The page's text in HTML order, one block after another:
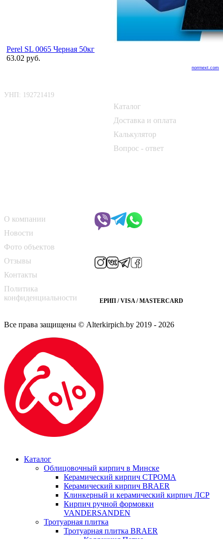
Perel SL 0065 Черная 50кг
63.02 руб.
norrnext.com
УНП: 192721419
Каталог
Доставка и оплата
Калькулятор
Вопрос - ответ
О компании
Новости
Фото объектов
Отзывы
Контакты
Политика
конфиденциальности
ЕРИП / VISA / MASTERCARD
Все права защищены © Alterkirpich.by 2019 - 2026
Каталог
Облицовочный кирпич в Минске
Керамический кирпич СТРОМА
Керамический кирпич BRAER
Клинкерный и керамический кирпич ЛСР
Кирпич ручной формовки
VANDERSANDEN
Тротуарная плитка
Тротуарная плитка BRAER